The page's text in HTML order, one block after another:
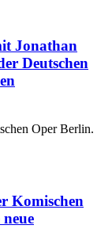
Jonathan
Deutschen
Oper Berlin.
Komischen